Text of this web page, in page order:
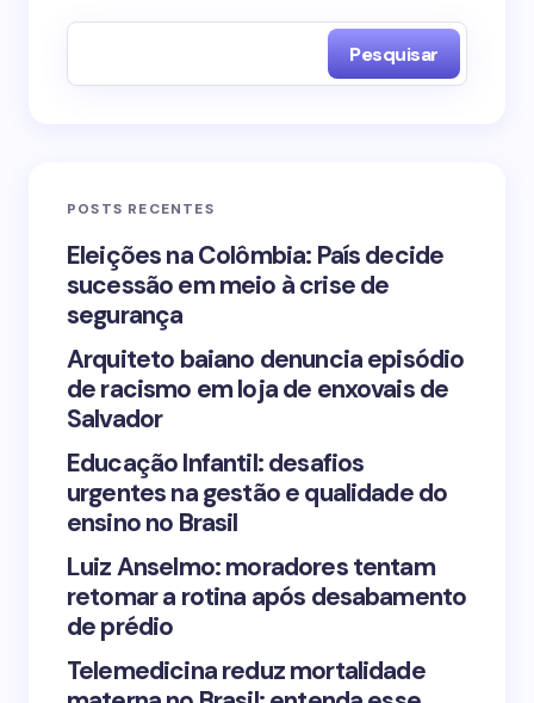
Your Comment *
Save my name and email in this browser for the
Submit Comment
Pesquisar
POSTS RECENTES
Eleições na Colômbia: País decide
sucessão em meio à crise de
segurança
Arquiteto baiano denuncia episódio
de racismo em loja de enxovais de
Salvador
Educação Infantil: desafios
urgentes na gestão e qualidade do
ensino no Brasil
Luiz Anselmo: moradores tentam
retomar a rotina após desabamento
de prédio
Telemedicina reduz mortalidade